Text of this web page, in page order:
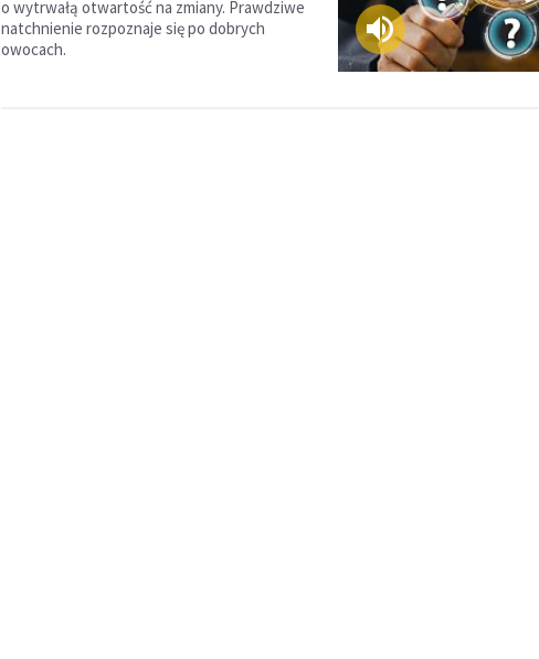
o wytrwałą otwartość na zmiany. Prawdziwe
natchnienie rozpoznaje się po dobrych
owocach.